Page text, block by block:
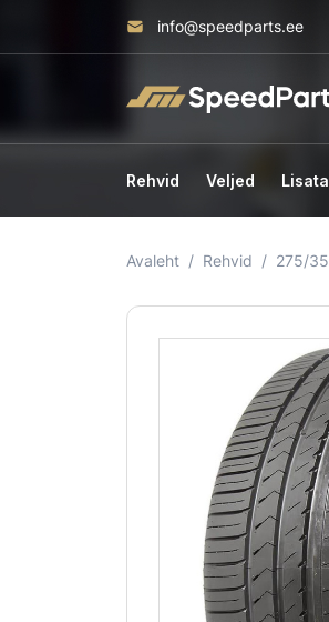
info@speedparts.ee
Rehvid Veljed
Avaleht Rehvid 275/